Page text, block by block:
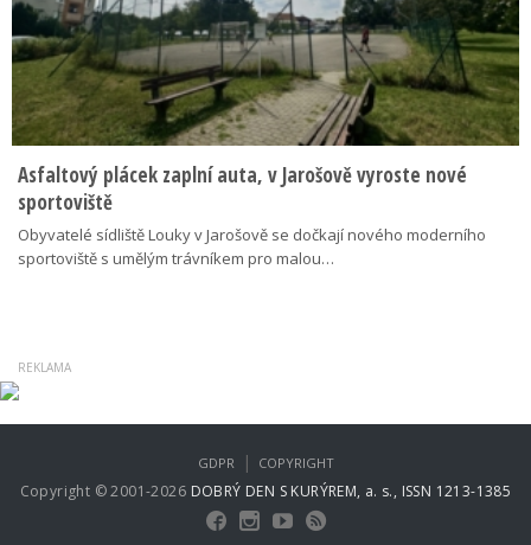
Asfaltový plácek zaplní auta, v Jarošově vyroste nové
sportoviště
Obyvatelé sídliště Louky v Jarošově se dočkají nového moderního
sportoviště s umělým trávníkem pro malou…
Copyright © 2001-2026 DOBRÝ DEN S KURÝREM, a. s., ISSN 1213-1385
GDPR | COPYRIGHT